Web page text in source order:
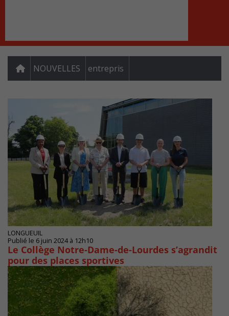
NOUVELLES entrepris
LONGUEUIL
Publié le 6 juin 2024 à 12h10
Le Collège Notre-Dame-de-Lourdes s’agrandit
pour des places sportives